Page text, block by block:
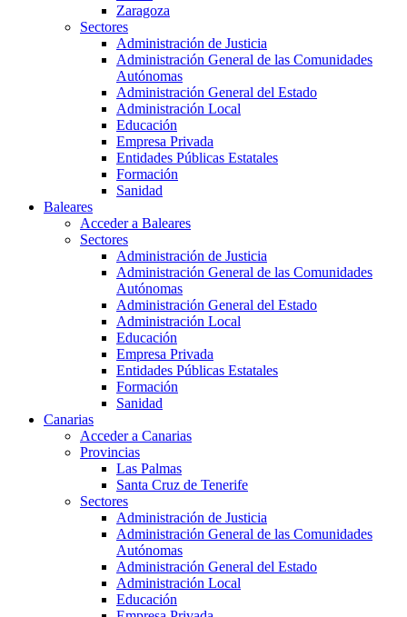
Zaragoza
Sectores
Administración de Justicia
Administración General de las Comunidades
Autónomas
Administración General del Estado
Administración Local
Educación
Empresa Privada
Entidades Públicas Estatales
Formación
Sanidad
Baleares
Acceder a Baleares
Sectores
Administración de Justicia
Administración General de las Comunidades
Autónomas
Administración General del Estado
Administración Local
Educación
Empresa Privada
Entidades Públicas Estatales
Formación
Sanidad
Canarias
Acceder a Canarias
Provincias
Las Palmas
Santa Cruz de Tenerife
Sectores
Administración de Justicia
Administración General de las Comunidades
Autónomas
Administración General del Estado
Administración Local
Educación